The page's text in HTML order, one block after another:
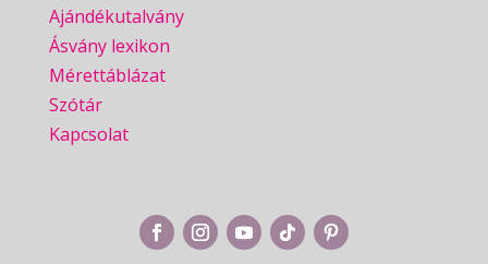
Ajándékutalvány
Ásvány lexikon
Mérettáblázat
Szótár
Kapcsolat